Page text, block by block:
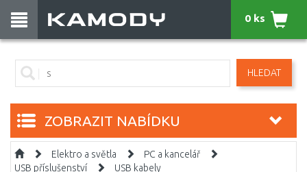
HLEDAT
0 ks
ZOBRAZIT NABÍDKU
Elektro a světla
PC a kancelář
USB příslušenství
USB kabely